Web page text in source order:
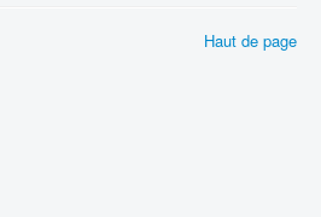
Haut de page